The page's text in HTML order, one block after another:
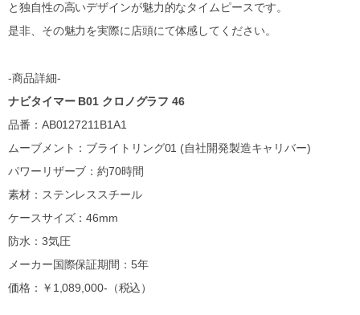
と独自性の高いデザインが魅力的なタイムピースです。
是非、その魅力を実際に店頭にて体感してください。
-商品詳細-
ナビタイマー B01 クロノグラフ 46
品番：AB0127211B1A1
ムーブメント：ブライトリング01 (自社開発製造キャリバー)
パワーリザーブ：約70時間
素材：ステンレススチール
ケースサイズ：46mm
防水：3気圧
メーカー国際保証期間：5年
価格：￥1,089,000-（税込）